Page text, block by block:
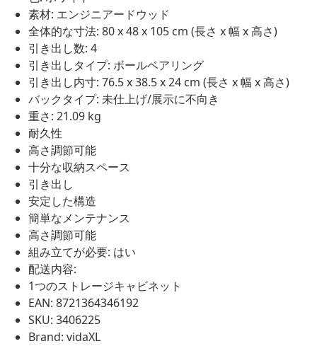
素材: エンジニアードウッド
全体的な寸法: 80 x 48 x 105 cm (長さ x 幅 x 高さ)
引き出し数: 4
引き出しタイプ: ボールベアリング
引き出し内寸: 76.5 x 38.5 x 24 cm (長さ x 幅 x 高さ)
バックタイプ: 未仕上げ/展示に不向き
重さ: 21.09 kg
耐久性
高さ調節可能
十分な収納スペース
引き出し
安定した構造
簡単なメンテナンス
高さ調節可能
組み立てが必要: はい
配送内容:
1つのストレージキャビネット
EAN: 8721364346192
SKU: 3406225
Brand: vidaXL